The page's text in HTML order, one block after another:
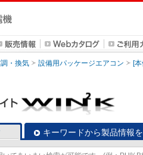
・換気 設備用パッケージエアコン [
キーワードから製品情報